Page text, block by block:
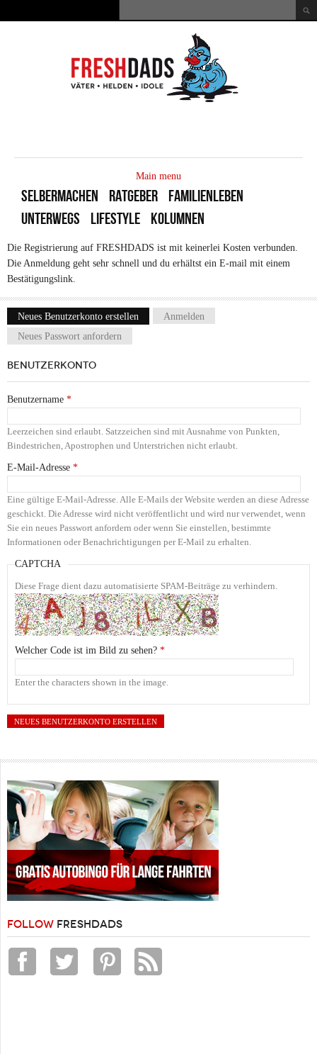
Suchformular
Main menu
SELBERMACHEN RATGEBER
FAMILIENLEBEN
UNTERWEGS
LIFESTYLE KOLUMNEN
Die Registrierung auf FRESHDADS ist mit keinerlei Kosten verbunden.
Die Anmeldung geht sehr schnell und du erhältst ein E-mail mit einem
Bestätigungslink.
Haupt-Reiter
Neues Benutzerkonto erstellen (aktiver Reiter)
Anmelden
Neues Passwort anfordern
BENUTZERKONTO
Benutzername *
Leerzeichen sind erlaubt. Satzzeichen sind mit Ausnahme von Punkten,
Bindestrichen, Apostrophen und Unterstrichen nicht erlaubt.
E-Mail-Adresse *
Eine gültige E-Mail-Adresse. Alle E-Mails der Website werden an diese Adresse
geschickt. Die Adresse wird nicht veröffentlicht und wird nur verwendet, wenn
Sie ein neues Passwort anfordern oder wenn Sie einstellen, bestimmte
Informationen oder Benachrichtigungen per E-Mail zu erhalten.
CAPTCHA
Diese Frage dient dazu automatisierte SPAM-Beiträge zu verhindern.
Welcher Code ist im Bild zu sehen? *
Enter the characters shown in the image.
FOLLOW FRESHDADS